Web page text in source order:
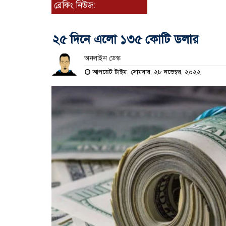
ব্রেকিং নিউজ:
২৫ দিনে এলো ১৩৫ কোটি ডলার
অনলাইন ডেস্ক
আপডেট টাইম: সোমবার, ২৮ নভেম্বর, ২০২২